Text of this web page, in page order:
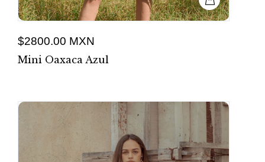
$2800.00 MXN
Mini Oaxaca Azul